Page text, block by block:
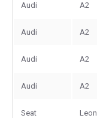
Audi A2
Audi A2
Audi A2
Audi A2
Seat Leon